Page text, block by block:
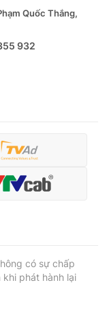
Quốc Thắng,
932
có sự chấp
khi phát hành lại